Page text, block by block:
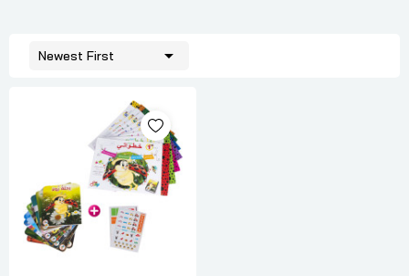
Newest First 